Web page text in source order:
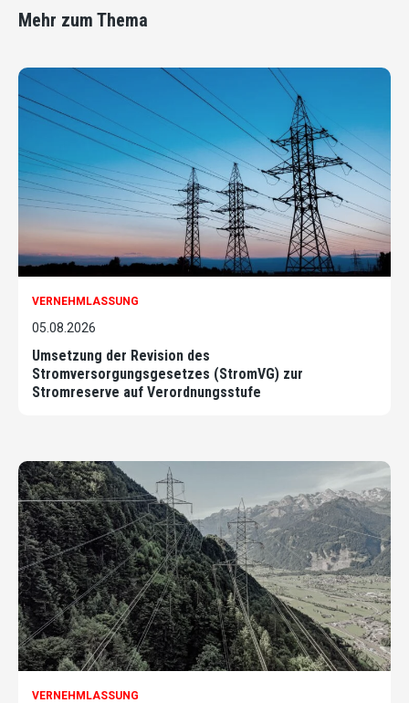
Mehr zum Thema
VERNEHMLASSUNG
05.08.2026
Umsetzung der Revision des
Stromversorgungsgesetzes (StromVG) zur
Stromreserve auf Verordnungsstufe
VERNEHMLASSUNG